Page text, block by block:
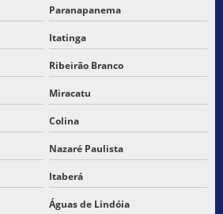
Paranapanema
Itatinga
Ribeirão Branco
Miracatu
Colina
Nazaré Paulista
Itaberá
Águas de Lindóia